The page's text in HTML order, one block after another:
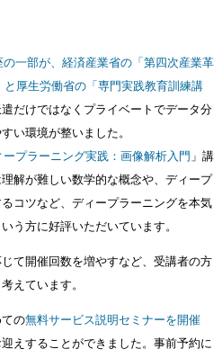
一部が、経済産業省の「第四次産業革
厚生労働省の「専門実践教育訓練講
だけではなくプライベートでデータ分
い環境が整いました。
プラーニング実践：画像解析入門 」講
解が難しい数学的な概念や、ディープ
コツなど、ディープラーニングを本気
う方に好評いただいています。
て開催回数を増やすなど、受講者の方
えています。
の無料サービス説明セミナーを開催
えすることができました。事前予約に